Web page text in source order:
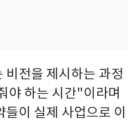
전을 제시하는 과정
야 하는 시간"이라며
이 실제 사업으로 이